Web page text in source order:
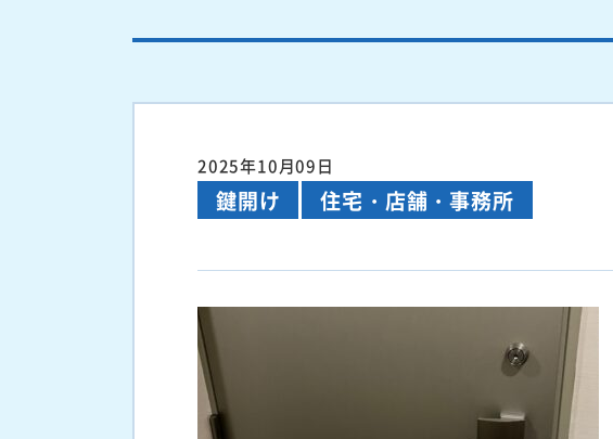
2025年10月09日
鍵開け 住宅・店舗・事務所